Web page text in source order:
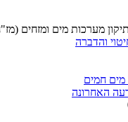
מערכות מים ומזחים
והדברה
האחרונה